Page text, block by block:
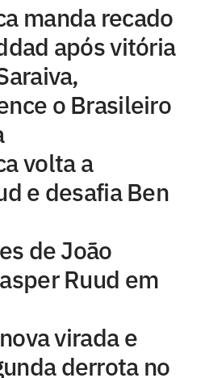
manda recado
após vitória
o Brasileiro
volta a
e desafia Ben
de João
Ruud em
virada e
derrota no